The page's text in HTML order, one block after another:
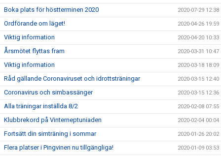
Boka plats för höstterminen 2020 2020-07-29 12:38
Ordförande om läget! 2020-04-26 19:59
Viktig information 2020-04-20 10:33
Årsmötet flyttas fram 2020-03-31 10:47
Viktig information 2020-03-18 18:09
Råd gällande Coronaviruset och idrottsträningar 2020-03-15 12:40
Coronavirus och simbassänger 2020-03-15 12:36
Alla träningar inställda 8/2 2020-02-08 07:55
Klubbrekord på Vinterneptuniaden 2020-02-04 00:04
Fortsätt din simträning i sommar 2020-01-26 20:02
Flera platser i Pingvinen nu tillgängliga! 2020-01-09 03:53